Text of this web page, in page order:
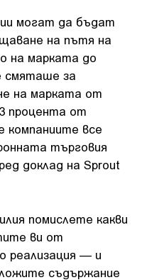
могат да бъдат
на пътя на
на марката до
смяташе за
на марката от
процента от
компаниите все
търговия
доклад на Sprout
помислете какви
ви от
реализация — и
съдържание